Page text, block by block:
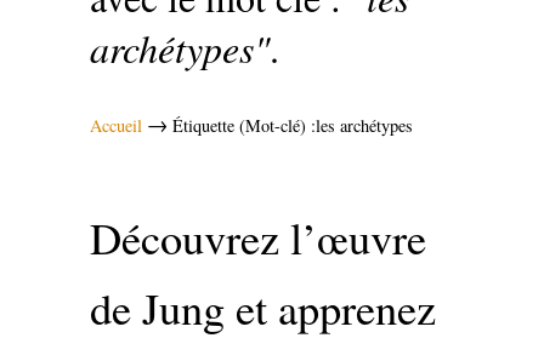
archétypes".
Accueil → Étiquette (Mot-clé) :les archétypes
Découvrez l’œuvre
de Jung et apprenez